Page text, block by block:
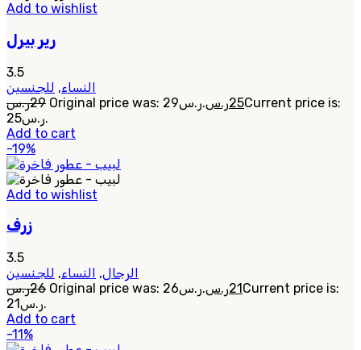
Add to wishlist
رير بيرل
3.5
النساء, للجنسين
29ر.س Original price was: 29ر.س. 25ر.س
Current price is:
25ر.س.
Add to cart
-19%
Add to wishlist
زرف
3.5
الرجال, النساء, للجنسين
26ر.س Original price was: 26ر.س. 21ر.س
Current price is:
21ر.س.
Add to cart
-11%